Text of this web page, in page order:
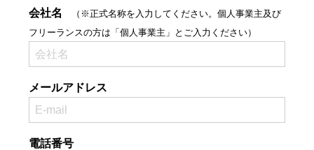
会社名
（※正式名称を入力してください。個人事業主及び
フリーランスの方は「個人事業主」とご入力ください）
メールアドレス
電話番号